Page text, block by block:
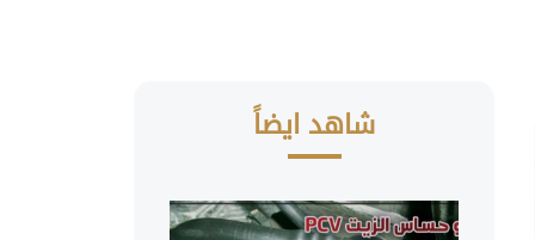
شاهد ايضاً